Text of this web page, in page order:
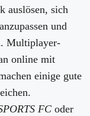
auslösen, sich
und
Multiplayer-
online mit
einige gute
FC oder